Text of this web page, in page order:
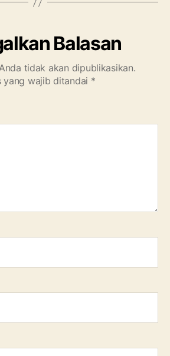
Balasan
tidak akan dipublikasikan.
yang wajib ditandai *